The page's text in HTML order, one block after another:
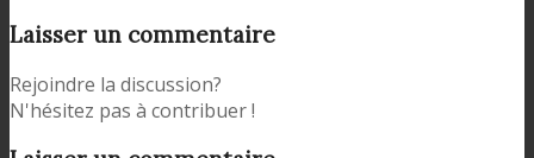
Laisser un commentaire
Rejoindre la discussion?
N'hésitez pas à contribuer !